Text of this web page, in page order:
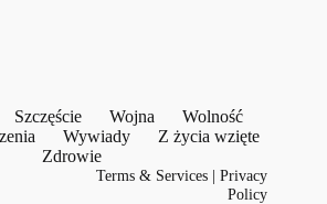
Szczęście Wojna
Wolność
Wywiady
Z życia wzięte
Zdrowie
Terms & Services |Privacy
Policy